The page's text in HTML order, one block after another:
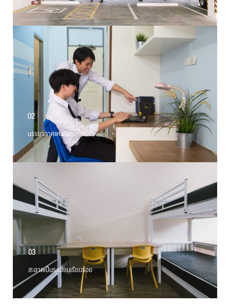
02
บรรยากาศแห่งความเป็นมิตร
03
สะอาดเป็นระเบียบเรียบร้อย